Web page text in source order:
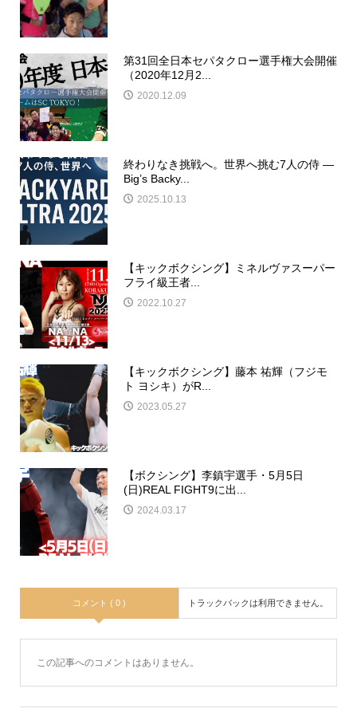
第31回全日本セパタクロー選手権大会開催
（2020年12月2...
2020.12.09
終わりなき挑戦へ。世界へ挑む7人の侍 ―
Big’s Backy...
2025.10.13
【キックボクシング】ミネルヴァスーパー
フライ級王者...
2022.10.27
【キックボクシング】藤本 祐輝（フジモ
ト ヨシキ）がR...
2023.05.27
【ボクシング】李鎮宇選手・5月5日
(日)REAL FIGHT9に出...
2024.03.17
コメント ( 0 ) トラックバックは利用できません。
この記事へのコメントはありません。